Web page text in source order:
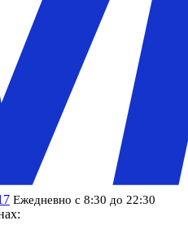
Ежедневно с 8:30 до 22:30